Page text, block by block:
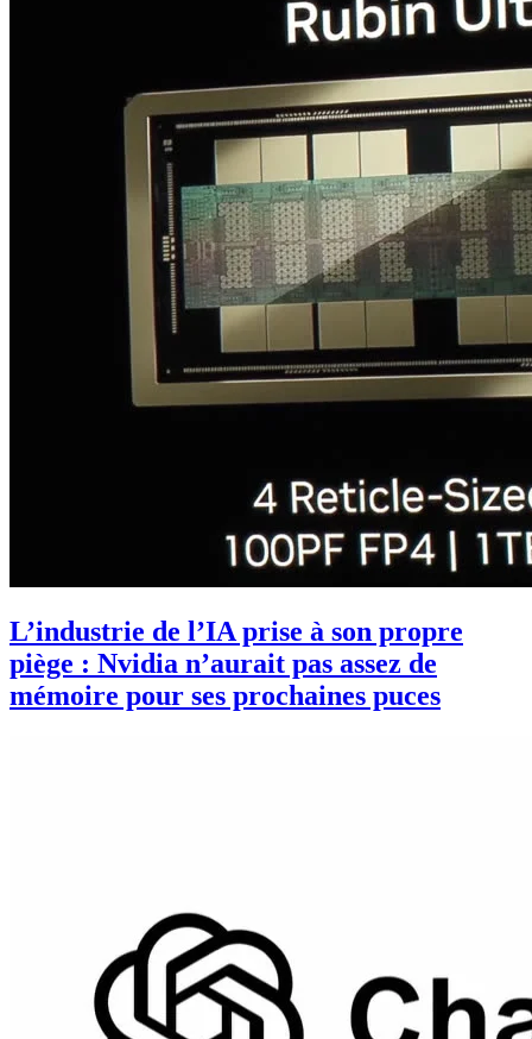
L’industrie de l’IA prise à son propre
piège : Nvidia n’aurait pas assez de
mémoire pour ses prochaines puces